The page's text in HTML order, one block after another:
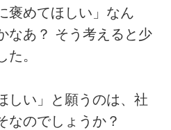
褒めてほしい」なん
なあ？ そう考えると少
た。
しい」と願うのは、社
なのでしょうか？